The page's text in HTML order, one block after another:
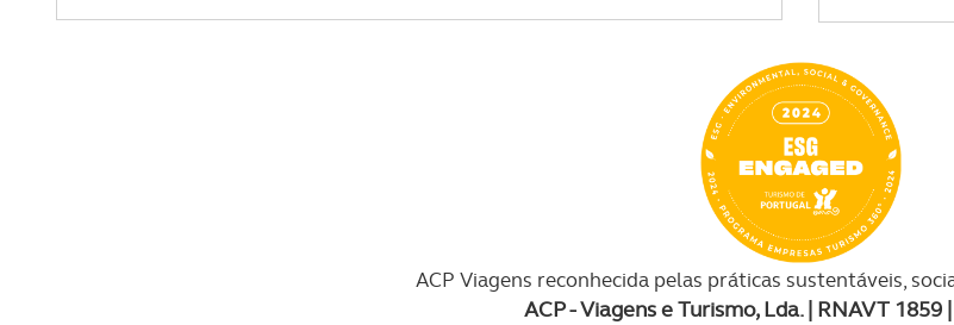
ACP Viagens reconhecida pelas práticas sustentáveis,
ACP - Viagens e Turismo, Lda. | RNAVT 1859